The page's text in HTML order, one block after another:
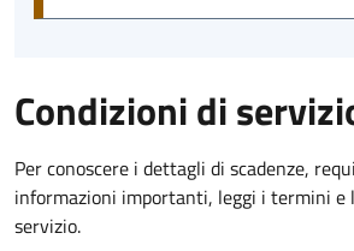
Condizioni di
Per conoscere i dettagli di scadenze,
informazioni importanti, leggi i termini e
servizio.